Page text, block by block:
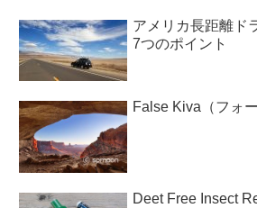
アメリカ長距離ド
7つのポイント
False Kiva（フォ
Deet Free Insect